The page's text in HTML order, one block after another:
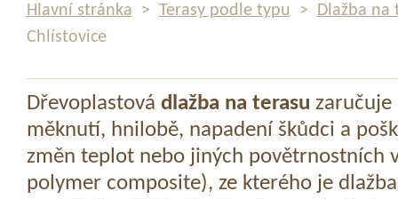
Hlavní stránka > Terasy podle typu >
Dlažba na
Chlístovice
Dřevoplastová dlažba na terasu zaručuje
měknutí, hnilobě, napadení škůdci a
změn teplot nebo jiných povětrnostních
polymer composite), ze kterého je